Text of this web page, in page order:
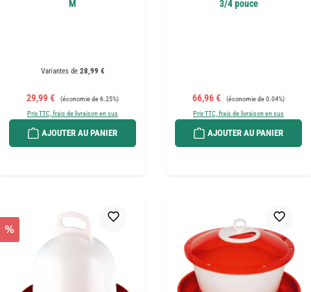
M
Variantes de28,99 €
Prix de vente :
29,99 € Prix régulier :
(économie de 6.25%)
Prix TTC, frais de livraison en sus
AJOUTER AU PANIER
3/4 pouce
Prix de vente :
66,96 € Prix régulier :
(économie de 0.04%)
Prix TTC, frais de livraison en sus
AJOUTER AU PANIER
%